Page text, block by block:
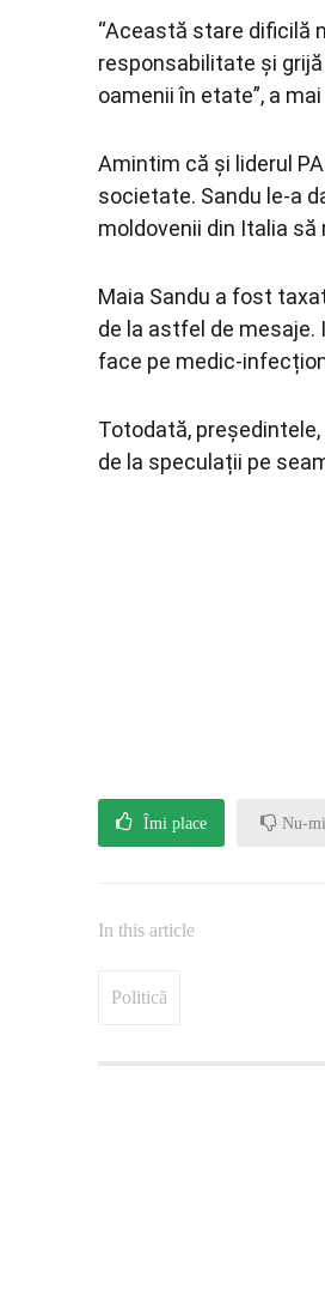
“Această stare dificilă
responsabilitate și
oamenii în etate”, a
Amintim că și liderul
societate. Sandu le-a
moldovenii din Italia să
Maia Sandu a fost
de la astfel de
face pe medic-
Totodată,
de la speculații pe
Îmi place Nu-
In this article
Politică